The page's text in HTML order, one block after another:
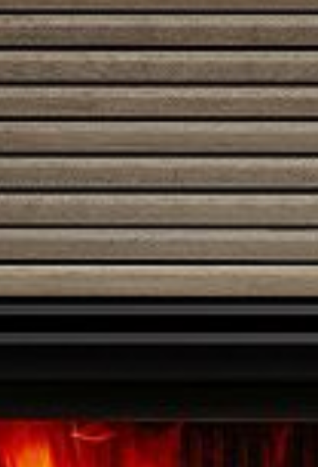
Erittäin turvallinen piippu
Eristerakenteessa yhdistyvät kahden
huippueristeen parhaat puolet.
Pieni suojaetäisyys
Kulkee rakenteiden läpi
30 % pienemmästä tilasta kuin kilpailijoiden
tuotteet.
Sopii pieneen tilaan
Siro ulkohalkaisija
(alkaen 238 mm)
Ratkaisu haastaviin
kohteisiin
Läpiviennit myös tiukkoihin paikkoihin
Ainutlaatuinen